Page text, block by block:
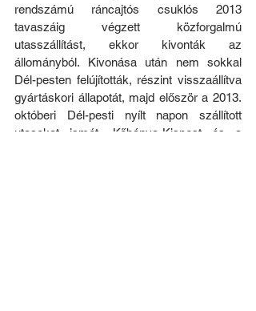
rendszámú ráncajtós csuklós 2013
tavaszáig végzett közforgalmú
utasszállítást, ekkor kivonták az
állományból. Kivonása után nem sokkal
Dél-pesten felújították, részint visszaállítva
gyártáskori állapotát, majd először a 2013.
októberi Dél-pesti nyílt napon szállított
utasokat ismét, Kőbánya-Kispest és a